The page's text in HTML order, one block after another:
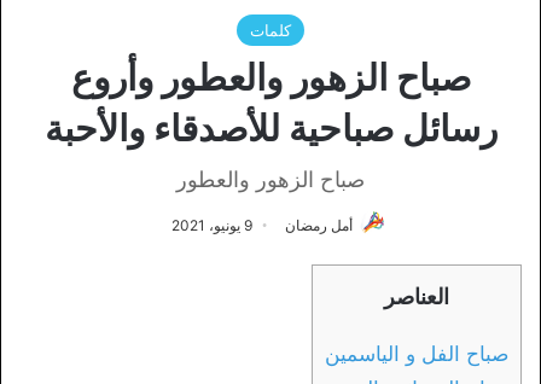
كلمات
صباح الزهور والعطور وأروع
رسائل صباحية للأصدقاء والأحبة
صباح الزهور والعطور
أمل رمضان 9 يونيو، 2021
العناصر
صباح الفل و الياسمين